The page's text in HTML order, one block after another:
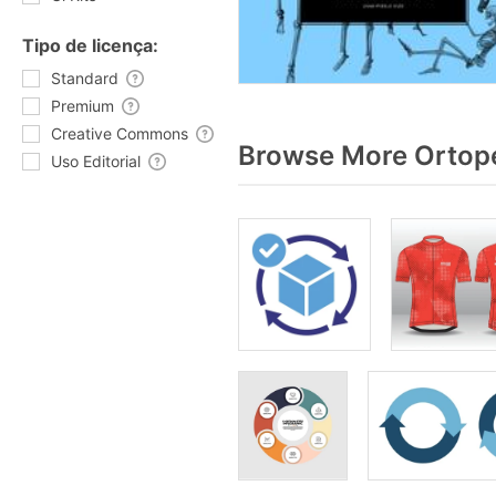
Tipo de licença:
Standard
Premium
Creative Commons
Uso Editorial
Browse More